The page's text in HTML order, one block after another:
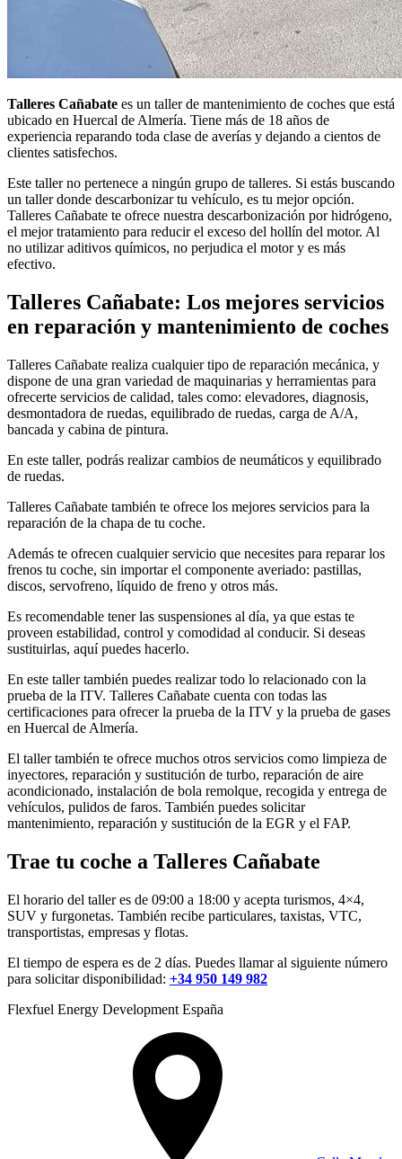
Talleres Cañabate es un taller de mantenimiento de coches que está
ubicado en Huercal de Almería. Tiene más de 18 años de
experiencia reparando toda clase de averías y dejando a cientos de
clientes satisfechos.
Este taller no pertenece a ningún grupo de talleres. Si estás buscando
un taller donde descarbonizar tu vehículo, es tu mejor opción.
Talleres Cañabate te ofrece nuestra descarbonización por hidrógeno,
el mejor tratamiento para reducir el exceso del hollín del motor. Al
no utilizar aditivos químicos, no perjudica el motor y es más
efectivo.
Talleres Cañabate: Los mejores servicios
en reparación y mantenimiento de coches
Talleres Cañabate realiza cualquier tipo de reparación mecánica, y
dispone de una gran variedad de maquinarias y herramientas para
ofrecerte servicios de calidad, tales como: elevadores, diagnosis,
desmontadora de ruedas, equilibrado de ruedas, carga de A/A,
bancada y cabina de pintura.
En este taller, podrás realizar cambios de neumáticos y equilibrado
de ruedas.
Talleres Cañabate también te ofrece los mejores servicios para la
reparación de la chapa de tu coche.
Además te ofrecen cualquier servicio que necesites para reparar los
frenos tu coche, sin importar el componente averiado: pastillas,
discos, servofreno, líquido de freno y otros más.
Es recomendable tener las suspensiones al día, ya que estas te
proveen estabilidad, control y comodidad al conducir. Si deseas
sustituirlas, aquí puedes hacerlo.
En este taller también puedes realizar todo lo relacionado con la
prueba de la ITV. Talleres Cañabate cuenta con todas las
certificaciones para ofrecer la prueba de la ITV y la prueba de gases
en Huercal de Almería.
El taller también te ofrece muchos otros servicios como limpieza de
inyectores, reparación y sustitución de turbo, reparación de aire
acondicionado, instalación de bola remolque, recogida y entrega de
vehículos, pulidos de faros. También puedes solicitar
mantenimiento, reparación y sustitución de la EGR y el FAP.
Trae tu coche a Talleres Cañabate
El horario del taller es de 09:00 a 18:00 y acepta turismos, 4×4,
SUV y furgonetas. También recibe particulares, taxistas, VTC,
transportistas, empresas y flotas.
El tiempo de espera es de 2 días. Puedes llamar al siguiente número
para solicitar disponibilidad: +34 950 149 982
Flexfuel Energy Development España